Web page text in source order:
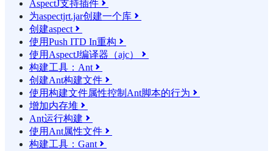
AspectJ支持插件 
为aspectjrt.jar创建一个库 
创建aspect 
使用Push ITD In重构 
使用AspectJ编译器（ajc） 
构建工具：Ant 
创建Ant构建文件 
使用构建文件属性控制Ant脚本的行为 
增加内存堆 
Ant运行构建 
使用Ant属性文件 
构建工具：Gant 